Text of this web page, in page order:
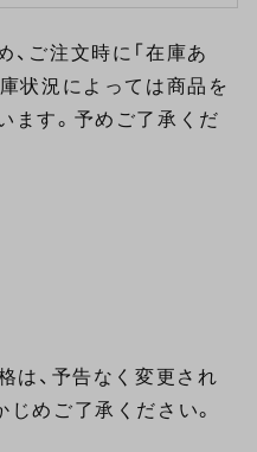
ご注文時に「在庫あ
状況によっては商品を
ます。予めご了承くだ
は、予告なく変更され
めご了承ください。